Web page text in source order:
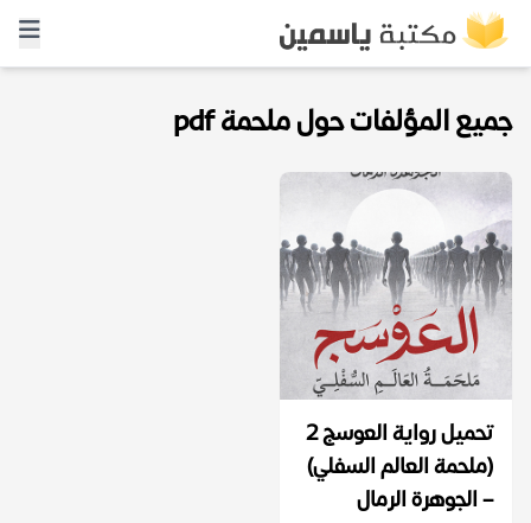
جميع المؤلفات حول ملحمة pdf
تحميل رواية العوسج 2
(ملحمة العالم السفلي)
– الجوهرة الرمال